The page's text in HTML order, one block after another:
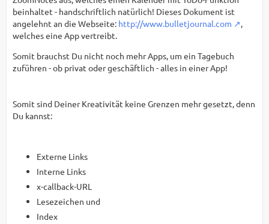
beinhaltet - handschriftlich natürlich! Dieses Dokument ist
angelehnt an die Webseite: http://www.bulletjournal.com
welches eine App vertreibt.
Somit brauchst Du nicht noch mehr Apps, um ein Tagebuch
zuführen - ob privat oder geschäftlich - alles in einer App!
Somit sind Deiner Kreativität keine Grenzen mehr gesetzt, denn
Du kannst:
Externe Links
Interne Links
x-callback-URL
Lesezeichen und
Index